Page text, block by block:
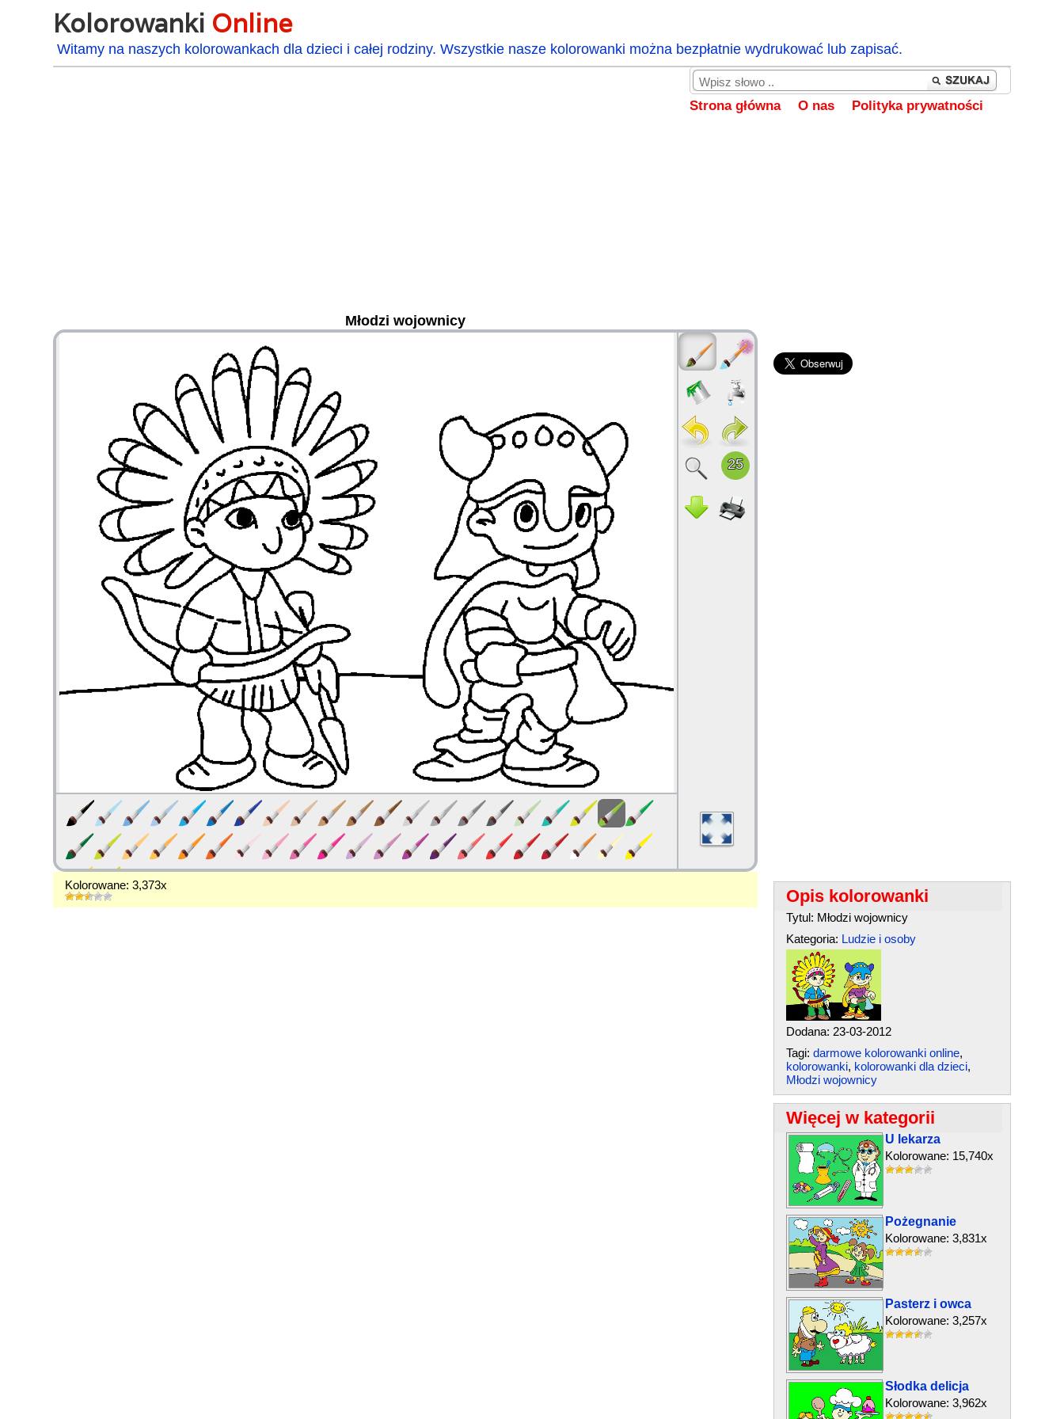
Kolorowanki Online
Witamy na naszych kolorowankach dla dzieci i całej rodziny. Wszystkie nasze kolorowanki można bezpłatnie wydrukować lub zapisać.
Strona główna O nas Polityka prywatności
Młodzi wojownicy
Kolorowane: 3,373x
Opis kolorowanki
Tytul: Młodzi wojownicy
Kategoria: Ludzie i osoby
Dodana: 23-03-2012
Tagi: darmowe kolorowanki online,
kolorowanki, kolorowanki dla dzieci,
Młodzi wojownicy
Więcej w kategorii
U lekarza
Kolorowane: 15,740x
Pożegnanie
Kolorowane: 3,831x
Pasterz i owca
Kolorowane: 3,257x
Słodka delicja
Kolorowane: 3,962x